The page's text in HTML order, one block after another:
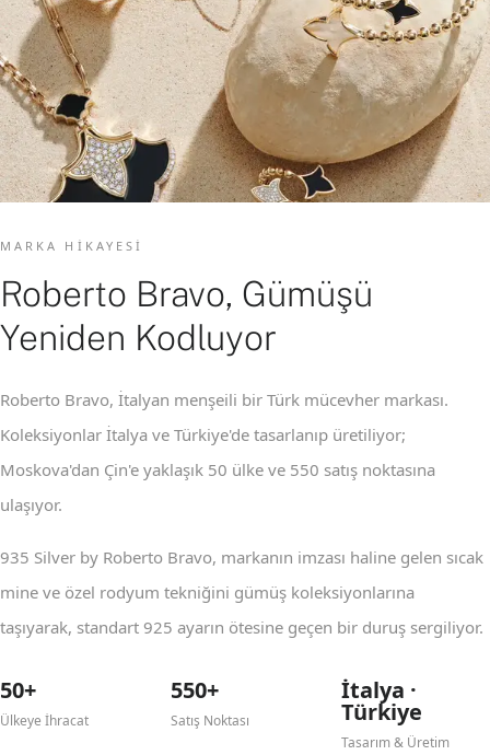
MARKA HIKAYESI
Roberto Bravo, Gümüşü
Yeniden Kodluyor
Roberto Bravo, İtalyan menşeili bir Türk mücevher markası.
Koleksiyonlar İtalya ve Türkiye'de tasarlanıp üretiliyor;
Moskova'dan Çin'e yaklaşık 50 ülke ve 550 satış noktasına
ulaşıyor.
935 Silver by Roberto Bravo, markanın imzası haline gelen sıcak
mine ve özel rodyum tekniğini gümüş koleksiyonlarına
taşıyarak, standart 925 ayarın ötesine geçen bir duruş sergiliyor.
50+
Ülkeye İhracat
550+
Satış Noktası
İtalya ·
Türkiye
Tasarım & Üretim